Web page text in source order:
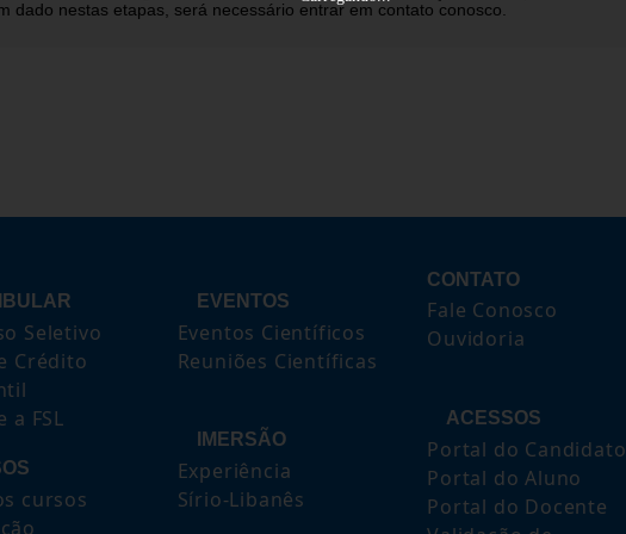
dado nestas etapas, será necessário entrar em contato conosco.
Seletivo
Crédito
a FSL
cursos
EVENTOS
Eventos Científicos
Reuniões Científicas
IMERSÃO
Experiência
Sírio-Libanês
CONTATO
Fale Conosco
Ouvidoria
ACESSOS
Portal do Candidato
Portal do Aluno
Portal do Docente